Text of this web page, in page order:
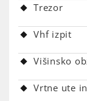
Trezor
Vhf izpit
Višinsko
Vrtne ute